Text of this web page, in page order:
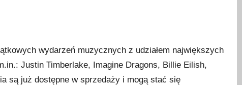
wydarzeń muzycznych z udziałem największych
Justin Timberlake, Imagine Dragons, Billie Eilish,
są już dostępne w sprzedaży i mogą stać się